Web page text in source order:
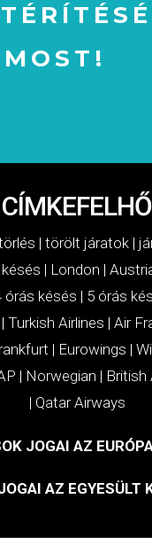
MOST!
CÍMKEFELHŐ
| törölt járatok |
| London |
órás késés | 5 órás
| Turkish Airlines | Air
| Eurowings |
| Norwegian | British
| Qatar Airways
JOGAI AZ
AZ EGYESÜLT